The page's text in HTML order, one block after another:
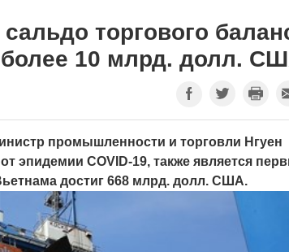
торгового
более 10 млрд. долл.
промышленности и торговли Нгуен
эпидемии COVID-19, также является
достиг 668 млрд. долл. США.